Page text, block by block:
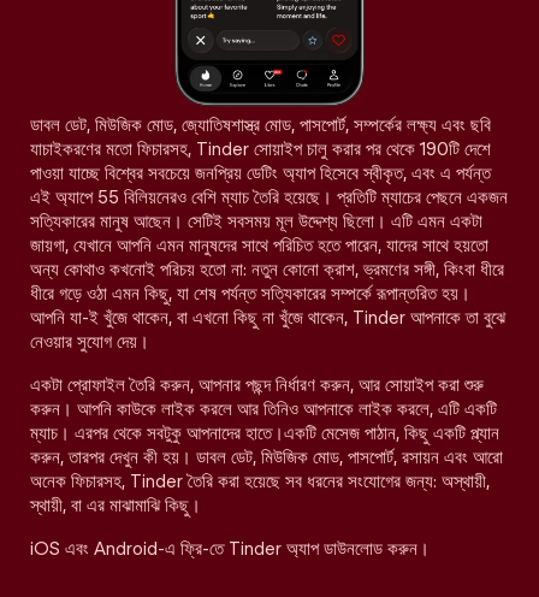
ডাবল ডেট, মিউজিক মোড, জ্যোতিষশাস্ত্র মোড, পাসপোর্ট, সম্পর্কের লক্ষ্য এবং ছবি
যাচাইকরণের মতো ফিচারসহ, Tinder সোয়াইপ চালু করার পর থেকে 190টি দেশে
পাওয়া যাচ্ছে বিশ্বের সবচেয়ে জনপ্রিয় ডেটিং অ্যাপ হিসেবে স্বীকৃত, এবং এ পর্যন্ত
এই অ্যাপে 55 বিলিয়নেরও বেশি ম্যাচ তৈরি হয়েছে। প্রতিটি ম্যাচের পেছনে একজন
সত্যিকারের মানুষ আছেন। সেটিই সবসময় মূল উদ্দেশ্য ছিলো। এটি এমন একটা
জায়গা, যেখানে আপনি এমন মানুষদের সাথে পরিচিত হতে পারেন, যাদের সাথে হয়তো
অন্য কোথাও কখনোই পরিচয় হতো না: নতুন কোনো ক্রাশ, ভ্রমণের সঙ্গী, কিংবা ধীরে
ধীরে গড়ে ওঠা এমন কিছু, যা শেষ পর্যন্ত সত্যিকারের সম্পর্কে রূপান্তরিত হয়।
আপনি যা-ই খুঁজে থাকেন, বা এখনো কিছু না খুঁজে থাকেন, Tinder আপনাকে তা বুঝে
নেওয়ার সুযোগ দেয়।
একটা প্রোফাইল তৈরি করুন, আপনার পছন্দ নির্ধারণ করুন, আর সোয়াইপ করা শুরু
করুন। আপনি কাউকে লাইক করলে আর তিনিও আপনাকে লাইক করলে, এটি একটি
ম্যাচ। এরপর থেকে সবটুকু আপনাদের হাতে।একটি মেসেজ পাঠান, কিছু একটি প্ল্যান
করুন, তারপর দেখুন কী হয়। ডাবল ডেট, মিউজিক মোড, পাসপোর্ট, রসায়ন এবং আরো
অনেক ফিচারসহ, Tinder তৈরি করা হয়েছে সব ধরনের সংযোগের জন্য: অস্থায়ী,
স্থায়ী, বা এর মাঝামাঝি কিছু।
iOS এবং Android-এ ফ্রি-তে Tinder অ্যাপ ডাউনলোড করুন।